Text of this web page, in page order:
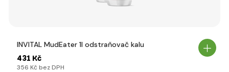
INVITAL MudEater 1l odstraňovač kalu
431 Kč
356 Kč bez DPH